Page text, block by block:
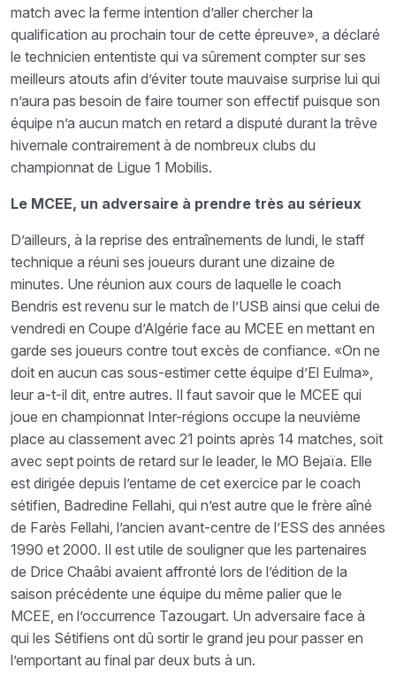
match avec la ferme intention d’aller chercher la
qualification au prochain tour de cette épreuve», a déclaré
le technicien ententiste qui va sûrement compter sur ses
meilleurs atouts afin d’éviter toute mauvaise surprise lui qui
n’aura pas besoin de faire tourner son effectif puisque son
équipe n’a aucun match en retard a disputé durant la trêve
hivernale contrairement à de nombreux clubs du
championnat de Ligue 1 Mobilis.
Le MCEE, un adversaire à prendre très au sérieux
D’ailleurs, à la reprise des entraînements de lundi, le staff
technique a réuni ses joueurs durant une dizaine de
minutes. Une réunion aux cours de laquelle le coach
Bendris est revenu sur le match de l’USB ainsi que celui de
vendredi en Coupe d’Algérie face au MCEE en mettant en
garde ses joueurs contre tout excès de confiance. «On ne
doit en aucun cas sous-estimer cette équipe d’El Eulma»,
leur a-t-il dit, entre autres. Il faut savoir que le MCEE qui
joue en championnat Inter-régions occupe la neuvième
place au classement avec 21 points après 14 matches, soit
avec sept points de retard sur le leader, le MO Bejaïa. Elle
est dirigée depuis l’entame de cet exercice par le coach
sétifien, Badredine Fellahi, qui n’est autre que le frère aîné
de Farès Fellahi, l’ancien avant-centre de l’ESS des années
1990 et 2000. Il est utile de souligner que les partenaires
de Drice Chaâbi avaient affronté lors de l’édition de la
saison précédente une équipe du même palier que le
MCEE, en l’occurrence Tazougart. Un adversaire face à
qui les Sétifiens ont dû sortir le grand jeu pour passer en
l’emportant au final par deux buts à un.